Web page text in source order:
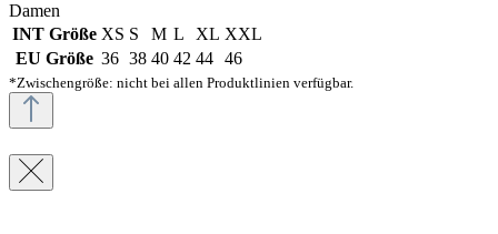
Damen
INT Größe XS S M L XL XXL
EU Größe 36 38 40 42 44 46
*Zwischengröße: nicht bei allen Produktlinien verfügbar.